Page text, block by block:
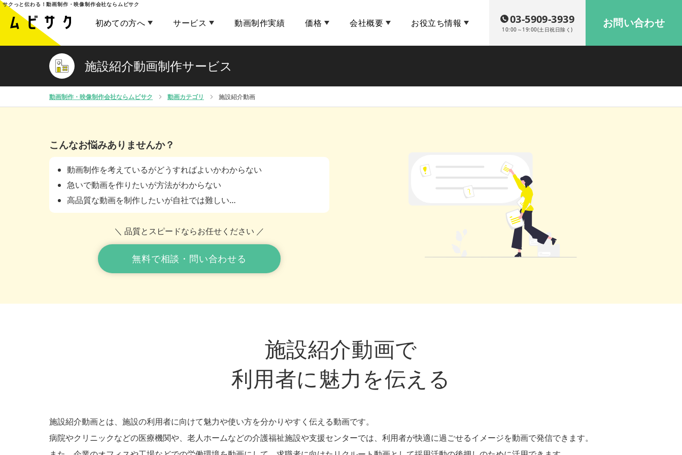
03-5909-3939
10:00～19:00(土日祝日除く) お問い合わせ
初めての方へ サービス 動画制作実績 価格 会社概要 お役立ち情報
サクっと伝わる！動画制作・映像制作会社ならムビサク
施設紹介動画制作サービス
動画制作・映像制作会社ならムビサク 動画カテゴリ 施設紹介動画
こんなお悩みありませんか？
動画制作を考えているがどうすればよいかわからない
急いで動画を作りたいが方法がわからない
高品質な動画を制作したいが自社では難しい…
＼ 品質とスピードならお任せください ／
無料で相談・問い合わせる
施設紹介動画で
利用者に魅力を伝える
施設紹介動画とは、施設の利用者に向けて魅力や使い方を分かりやすく伝える動画です。
病院やクリニックなどの医療機関や、老人ホームなどの介護福祉施設や支援センターでは、利用者が快適に過ごせるイメージを動画で発信できます。